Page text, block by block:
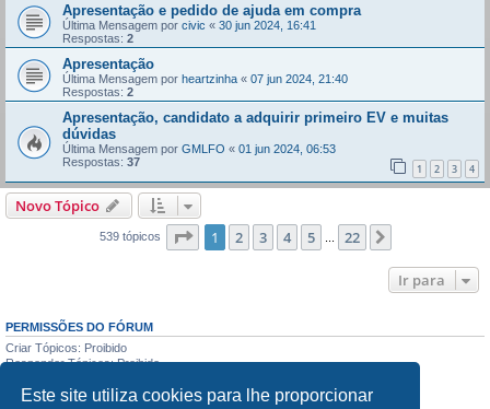
Este site utiliza cookies para lhe proporcionar
Apresentação e pedido de ajuda em compra
Última Mensagem por civic « 30 jun 2024, 16:41
Respostas: 2
Apresentação
Última Mensagem por heartzinha « 07 jun 2024, 21:40
Respostas: 2
Apresentação, candidato a adquirir primeiro EV e muitas
dúvidas
Última Mensagem por GMLFO « 01 jun 2024, 06:53
Respostas: 37 1 2 3 4
Novo Tópico
539 tópicos Página de 22
1 2 3 4 5 22
Ir para
PERMISSÕES DO FÓRUM
Criar Tópicos: Proibido
Responder Tópicos: Proibido
Apagar Mensagens: Proibido